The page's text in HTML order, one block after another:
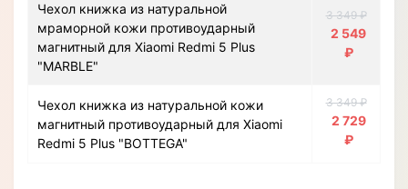
Чехол книжка из натуральной
мраморной кожи противоударный
магнитный для Xiaomi Redmi 5 Plus
"MARBLE"
3 349 ₽
2 549
₽
Чехол книжка из натуральной кожи
магнитный противоударный для Xiaomi
Redmi 5 Plus "BOTTEGA"
3 349 ₽
2 729
₽